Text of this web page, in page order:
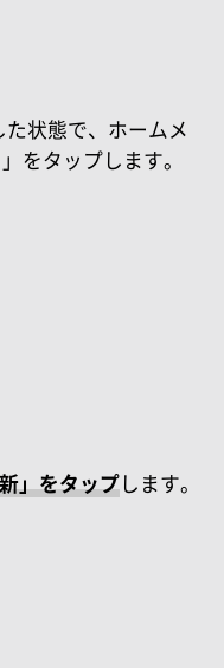
状態で、ホームメ
をタップします。
」をタップします。